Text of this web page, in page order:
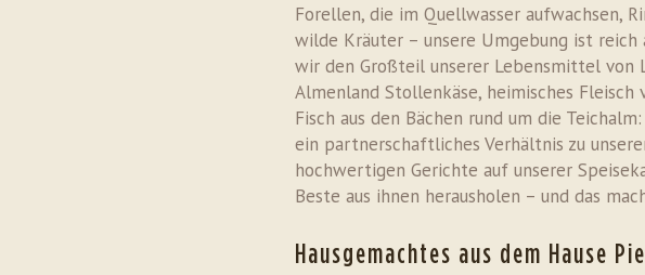
Forellen, die im Quellwasser aufwachsen,
wilde Kräuter – unsere Umgebung ist reich
wir den Großteil unserer Lebensmittel von
Almenland Stollenkäse, heimisches
Fisch aus den Bächen rund um die
ein partnerschaftliches Verhältnis zu
hochwertigen Gerichte auf unserer
Beste aus ihnen herausholen – und das
Hausgemachtes aus dem Hause